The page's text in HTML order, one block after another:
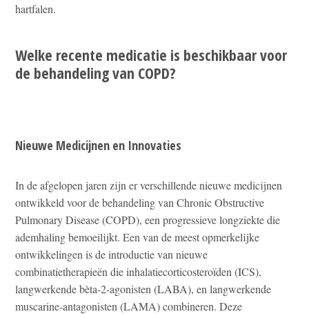
hartfalen.
Welke recente medicatie is beschikbaar voor
de behandeling van COPD?
Nieuwe Medicijnen en Innovaties
In de afgelopen jaren zijn er verschillende nieuwe medicijnen
ontwikkeld voor de behandeling van Chronic Obstructive
Pulmonary Disease (COPD), een progressieve longziekte die
ademhaling bemoeilijkt. Een van de meest opmerkelijke
ontwikkelingen is de introductie van nieuwe
combinatietherapieën die inhalatiecorticosteroïden (ICS),
langwerkende bèta-2-agonisten (LABA), en langwerkende
muscarine-antagonisten (LAMA) combineren. Deze